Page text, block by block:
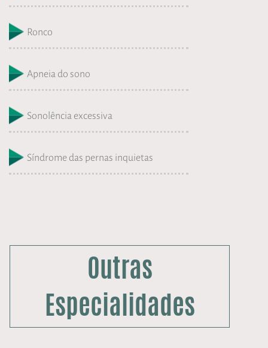
Ronco
Apneia do sono
Sonolência excessiva
Síndrome das pernas inquietas
Outras
Especialidades